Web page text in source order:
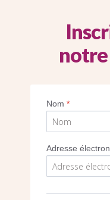
Nom*
Adresse